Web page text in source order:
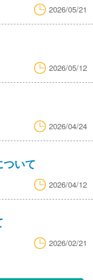
2026/05/21
2026/05/12
2026/04/24
いて
2026/04/12
2026/02/21